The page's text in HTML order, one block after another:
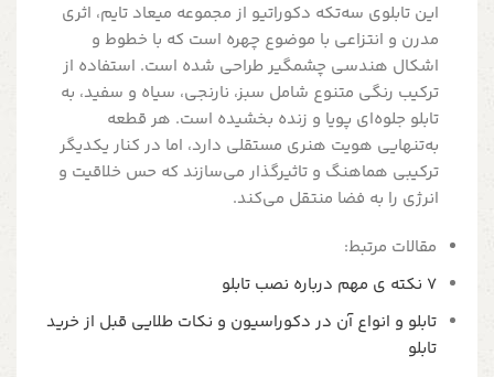
این تابلوی سه‌تکه دکوراتیو از مجموعه میعاد تایم، اثری
مدرن و انتزاعی با موضوع چهره است که با خطوط و
اشکال هندسی چشمگیر طراحی شده است. استفاده از
ترکیب رنگی متنوع شامل سبز، نارنجی، سیاه و سفید، به
تابلو جلوه‌ای پویا و زنده بخشیده است. هر قطعه
به‌تنهایی هویت هنری مستقلی دارد، اما در کنار یکدیگر
ترکیبی هماهنگ و تاثیرگذار می‌سازند که حس خلاقیت و
انرژی را به فضا منتقل می‌کند.
مقالات مرتبط:
7 نکته ی مهم درباره نصب تابلو
تابلو و انواع آن در دکوراسیون و نکات طلایی قبل از خرید
تابلو